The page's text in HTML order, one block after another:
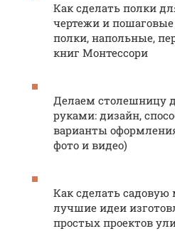
Как сделать полки
чертежи и
полки, напольные,
книг Монтессори
Делаем столешницу
руками: дизайн,
варианты
фото и видео)
Как сделать
лучшие идеи
простых проектов